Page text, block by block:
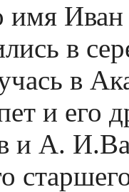
имя
в
в
и его
и А.